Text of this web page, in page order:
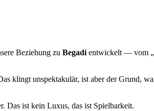
Beziehung zu Begadientwickelt — vom
klingt unspektakulär, ist aber der Grund,
Das ist kein Luxus, das ist Spielbarkeit.